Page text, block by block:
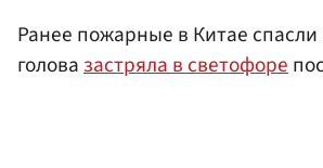
Ранее пожарные в Китае
головазастряла в светофоре